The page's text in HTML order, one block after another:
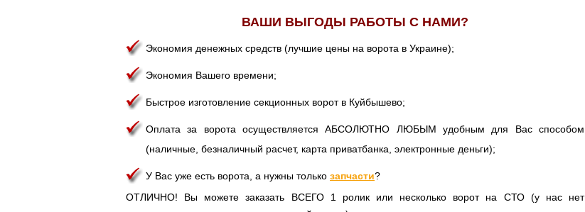
ВАШИ ВЫГОДЫ РАБОТЫ С НАМИ?
Экономия денежных средств (лучшие цены на ворота в Украине);
Экономия Вашего времени;
Быстрое изготовление секционных ворот в Куйбышево;
Оплата за ворота осуществляется АБСОЛЮТНО ЛЮБЫМ удобным для Вас способом
(наличные, безналичный расчет, карта приватбанка, электронные деньги);
У Вас уже есть ворота, а нужны только запчасти?
ОТЛИЧНО! Вы можете заказать ВСЕГО 1 ролик или несколько ворот на СТО (у нас нет